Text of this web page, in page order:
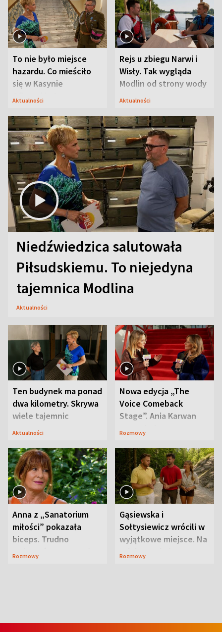
To nie było miejsce
hazardu. Co mieściło
się w Kasynie
Oficerskim?
Aktualności
Rejs u zbiegu Narwi i
Wisły. Tak wygląda
Modlin od strony wody
Aktualności
Niedźwiedzica salutowała
Piłsudskiemu. To niejedyna
tajemnica Modlina
Aktualności
Ten budynek ma ponad
dwa kilometry. Skrywa
wiele tajemnic
Aktualności
Nowa edycja „The
Voice Comeback
Stage”. Ania Karwan
zapowiada
Rozmowy
Anna z „Sanatorium
miłości” pokazała
biceps. Trudno
uwierzyć, co przeszła
Rozmowy
Gąsiewska i
Sołtysiewicz wrócili w
wyjątkowe miejsce. Na
szlaku czekał
Rozmowy